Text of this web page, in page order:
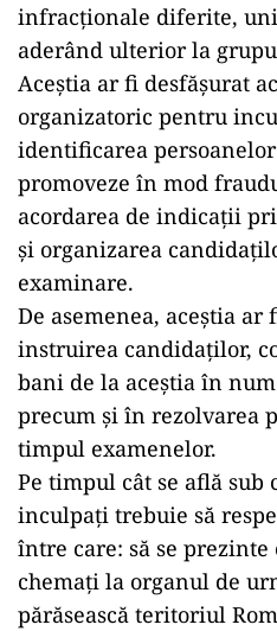
infracționale diferite,
aderând ulterior la
Aceștia ar fi desfășurat
organizatoric pentru
identificarea
promoveze în mod
acordarea de indicații
și organizarea
examinare.
De asemenea, aceștia
instruirea candidaților,
bani de la aceștia în
precum și în rezolvarea
timpul examenelor.
Pe timpul cât se află
inculpați trebuie să
între care: să se
chemați la organul de
părăsească teritoriul